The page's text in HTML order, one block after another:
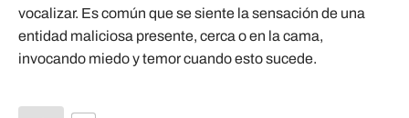
vocalizar. Es común que se siente la sensación de una
entidad maliciosa presente, cerca o en la cama,
invocando miedo y temor cuando esto sucede.